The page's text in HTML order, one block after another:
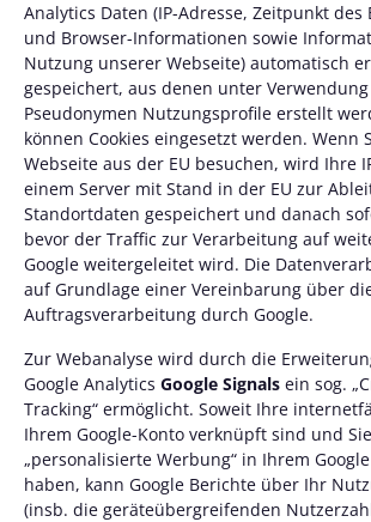
Analytics Daten (IP-Adresse, Zeitpunkt des
und Browser-Informationen sowie
Nutzung unserer Webseite) automatisch
gespeichert, aus denen unter Verwendung
Pseudonymen Nutzungsprofile erstellt
können Cookies eingesetzt werden. Wenn
Webseite aus der EU besuchen, wird Ihre
einem Server mit Stand in der EU zur
Standortdaten gespeichert und danach
bevor der Traffic zur Verarbeitung auf
Google weitergeleitet wird. Die
auf Grundlage einer Vereinbarung über
Auftragsverarbeitung durch Google.
Zur Webanalyse wird durch die
Google Analytics Google Signals ein sog.
Tracking“ ermöglicht. Soweit Ihre
Ihrem Google-Konto verknüpft sind und
„personalisierte Werbung“ in Ihrem
haben, kann Google Berichte über Ihr
(insb. die geräteübergreifenden